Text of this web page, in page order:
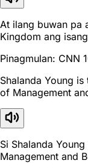
At ilang buwan pa
Kingdom ang
Pinagmulan: CNN
Shalanda Young
of Management
Si Shalanda
Management and